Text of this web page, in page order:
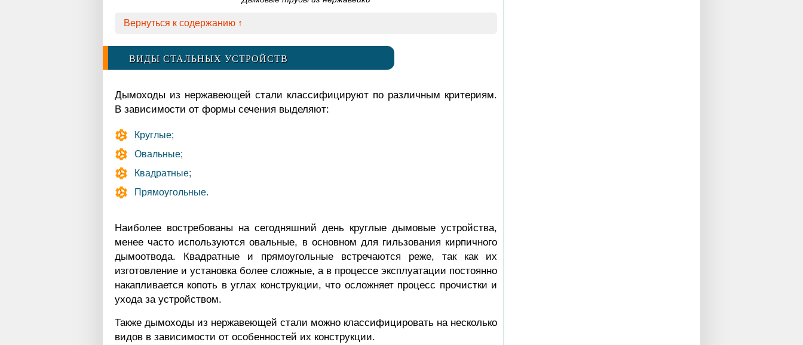
Вернуться к содержанию ↑
ВИДЫ СТАЛЬНЫХ УСТРОЙСТВ
Дымоходы из нержавеющей стали классифицируют по различным критериям.
В зависимости от формы сечения выделяют:
Круглые;
Овальные;
Квадратные;
Прямоугольные.
Наиболее востребованы на сегодняшний день круглые дымовые устройства,
менее часто используются овальные, в основном для гильзования кирпичного
дымоотвода. Квадратные и прямоугольные встречаются реже, так как их
изготовление и установка более сложные, а в процессе эксплуатации постоянно
накапливается копоть в углах конструкции, что осложняет процесс прочистки и
ухода за устройством.
Также дымоходы из нержавеющей стали можно классифицировать на несколько
видов в зависимости от особенностей их конструкции.